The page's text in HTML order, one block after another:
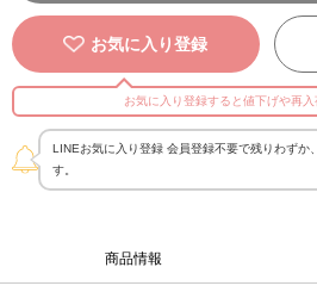
お気に入り登録
お気に入り登録すると値下げや再
LINEお気に入り登録 会員登録不要で残りわずか
す。
商品情報